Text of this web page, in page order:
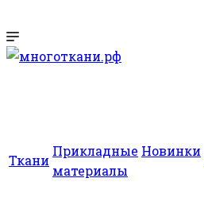
Ткани
Прикладные
материалы
Новинки